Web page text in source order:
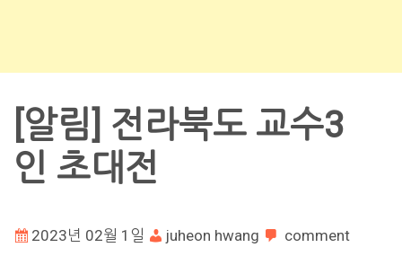
[알림] 전라북도 교수3
인 초대전
2023년 02월 1일 juheon hwang comment